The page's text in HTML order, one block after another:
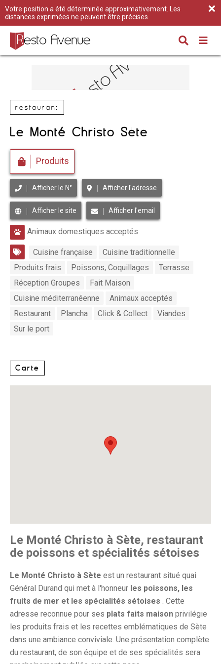
Votre position a été déterminée approximativement. Les
distances exprimées ne peuvent être précises.
restaurant
Le Monté Christo Sète
Produits
Afficher le N° Afficher l'adresse
Afficher le site Afficher l'email
Animaux domestiques acceptés
Cuisine française
Cuisine traditionnelle
Produits frais
Poissons, Coquillages
Terrasse
Réception Groupes
Fait Maison
Cuisine méditerranéenne
Animaux acceptés
Restaurant
Plancha Click & Collect
Viandes
Sur le port
Carte
Le Monté Christo à Sète, restaurant
de poissons et spécialités sétoises
Le Monté Christo à Sète est un restaurant situé quai
Général Durand qui met à l'honneur les poissons, les
fruits de mer et les spécialités sétoises . Cette
adresse reconnue pour ses plats faits maison privilégie
les produits frais et les recettes emblématiques de Sète
dans une ambiance conviviale. Une présentation complète
du restaurant, de son équipe et de ses spécialités sera